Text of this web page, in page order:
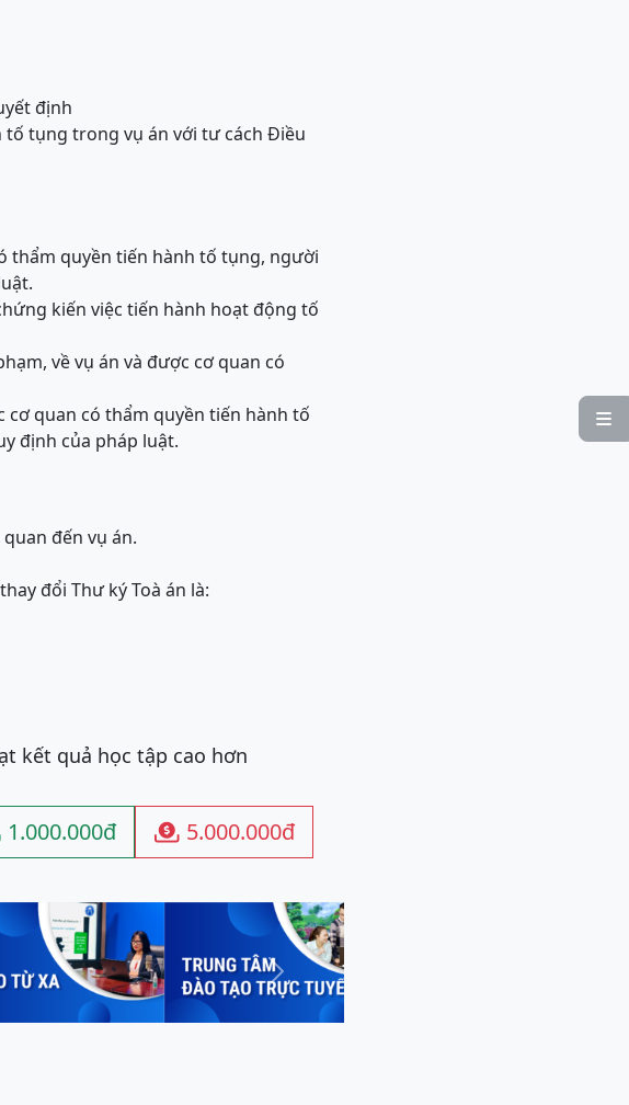

định
tố tụng trong vụ án với tư cách Điều
thẩm quyền tiến hành tố tụng, người
kiến việc tiến hành hoạt động tố
về vụ án và được cơ quan có
cơ quan có thẩm quyền tiến hành tố
định của pháp luật.
đến vụ án.
đổi Thư ký Toà án là:
kết quả học tập cao hơn
1.000.000đ  5.000.000đ
Next